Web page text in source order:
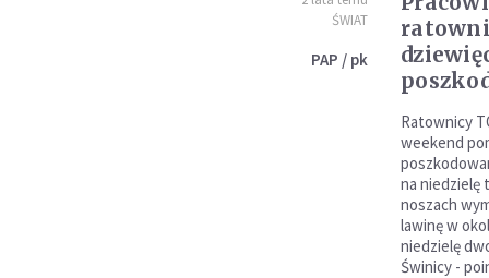
ŚWIAT
PAP / pk
Ratownicy
weekend
na niedzielę
noszach
lawinę w
niedzielę
Świnicy -